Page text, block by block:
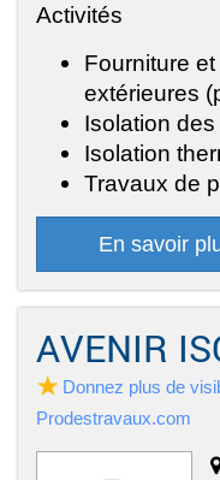
Activités
Fourniture
extérieures
Isolation
Isolation
Travaux de
En savoir
AVENIR
Donnez plus de
Prodestravaux.com